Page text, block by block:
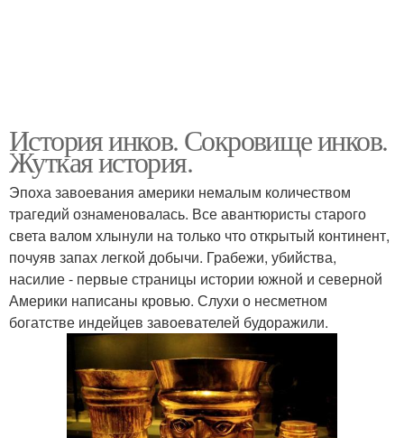
История инков. Сокровище инков.
Жуткая история.
Эпоха завоевания америки немалым количеством
трагедий ознаменовалась. Все авантюристы старого
света валом хлынули на только что открытый континент,
почуяв запах легкой добычи. Грабежи, убийства,
насилие - первые страницы истории южной и северной
Америки написаны кровью. Слухи о несметном
богатстве индейцев завоевателей будоражили.